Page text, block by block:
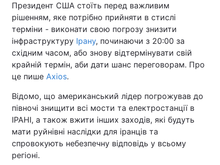
Головна Війна
Україна Політика
Економіка Світ
Спорт
Техно і зв'язок Лайт
Зброя Інциденти
Здоров'я Туризм
Цікавинки
Президент США стоїть перед важливим
рішенням, яке потрібно прийняти в стислі
терміни - виконати свою погрозу знизити
інфраструктуру Ірану, починаючи з 20:00 за
східним часом, або знову відтермінувати свій
крайній термін, аби дати шанс переговорам. Про
це пише Axios.
Відомо, що американський лідер погрожував до
півночі знищити всі мости та електростанції в
ІРАНІ, а також вжити інших заходів, які будуть
мати руйнівні наслідки для іранців та
спровокують небезпечну відповідь у всьому
регіоні.